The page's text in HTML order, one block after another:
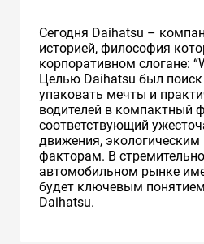
Сегодня Daihatsu –
историей, философия
корпоративном слогане:
Целью Daihatsu был поиск
упаковать мечты и
водителей в компактный
соответствующий
движения,
факторам. В
автомобильном рынке
будет ключевым
Daihatsu.